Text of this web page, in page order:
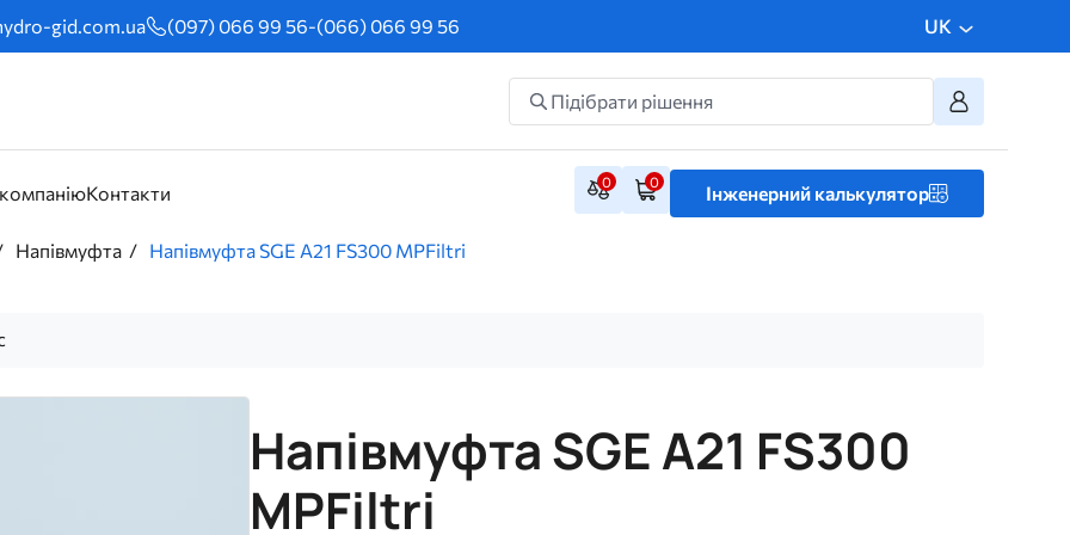
gid.com.ua (097) 066 99 56-(066) 066 99 56 UK
Контакти 0 0 Інженерний калькулятор
Напівмуфта Напівмуфта SGE A21 FS300 MPFiltri
Напівмуфта SGE A21 FS300
MPFiltri